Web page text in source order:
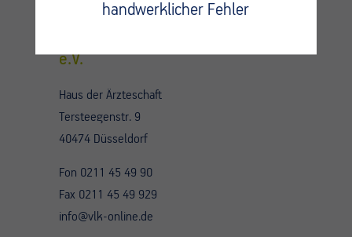
Verband leitender
e.V.
Haus der Ärzteschaft
Tersteegenstr. 9
40474 Düsseldorf
Fon 0211 45 49 90
Fax 0211 45 49 929
info@vlk-online.de
handwerklicher Fehler